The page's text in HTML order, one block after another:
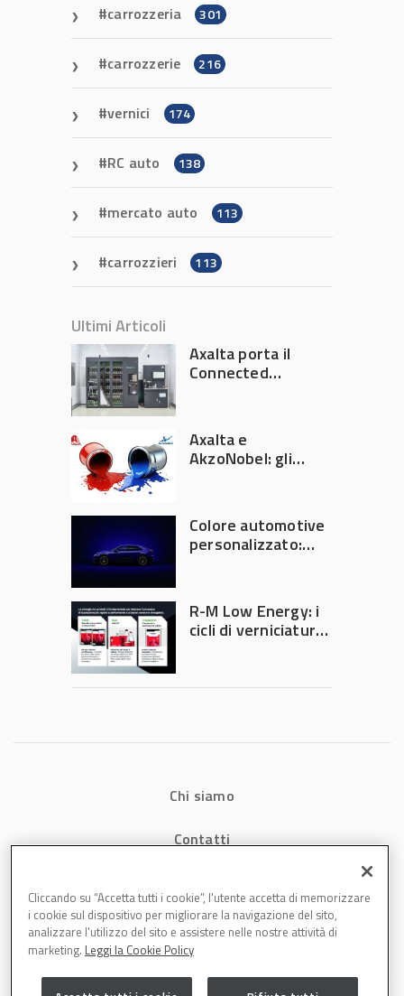
carrozzeria 301
carrozzerie 216
vernici 174
RC auto 138
mercato auto 113
carrozzieri 113
Ultimi Articoli
Axalta porta il
Connected
Automechanika
Frankfurt 2026
Axalta e
AkzoNobel: gli
Colore automotive
personalizzato:
diventa ingegneria
di precisione
R-M Low Energy: i
cicli di verniciatura
tempi e costi in
Chi siamo
Contatti
Cookies
Cliccando su “Accetta tutti i cookie”, l'utente accetta di memorizzare
i cookie sul dispositivo per migliorare la navigazione del sito,
analizzare l'utilizzo del sito e assistere nelle nostre attività di
marketing. Leggi la Cookie Policy